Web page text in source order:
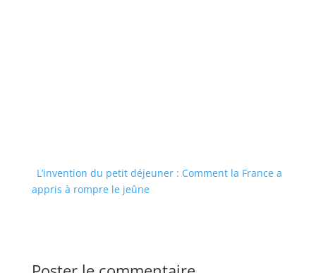
L’invention du petit déjeuner : Comment la France a
appris à rompre le jeûne